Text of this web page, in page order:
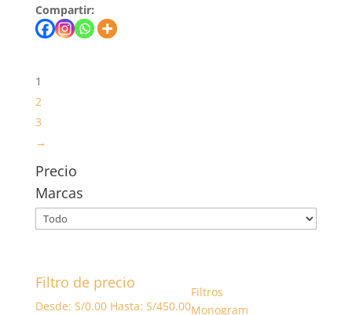
Compartir:
1
2
3
→
Precio
Marcas
Filtro de precio
Desde: S/0.00Hasta: S/450.00
Filtros
Monogram